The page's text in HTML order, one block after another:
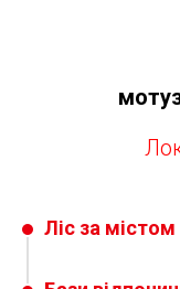
Ліс за містом